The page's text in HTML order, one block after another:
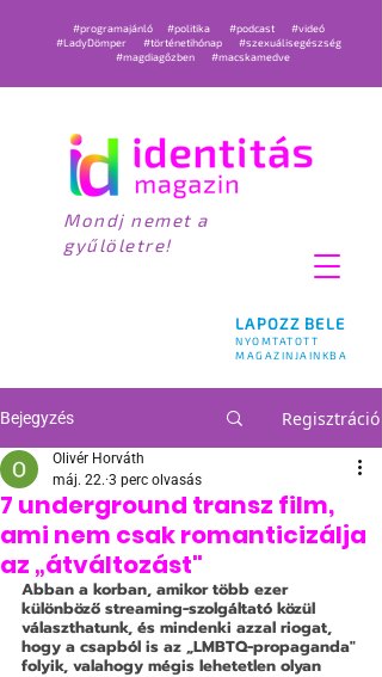
LAPOZZ BELE
NYOMTATOTT
MAGAZINJAINKBA
#programajánló #politika #podcast
#videó
#LadyDömper
#történetihónap
#szexuálisegészség
#magdiagőzben
#macskamedve
Mondj nemet a
gyűlöletre!
Bejegyzés Regisztráció
7 underground transz film,
ami nem csak romanticizálja
az „átváltozást"
Olivér Horváth
máj. 22. 3 perc olvasás
Abban a korban, amikor több ezer
különböző streaming-szolgáltató közül
választhatunk, és mindenki azzal riogat,
hogy a csapból is az „LMBTQ-propaganda"
folyik, valahogy mégis lehetetlen olyan